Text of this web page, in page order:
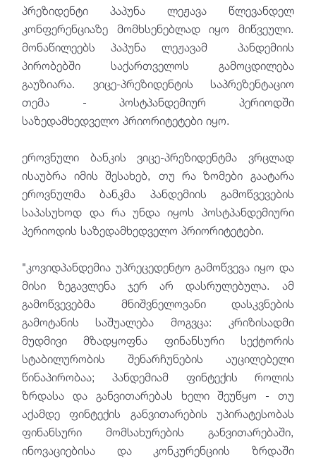
პრეზიდენტი პაპუნა ლეჟავა წლევანდელ
კონფერენციაზე მომხსენებლად იყო მიწვეული.
მონაწილეებს პაპუნა ლეჟავამ პანდემიის
პირობებში საქართველოს გამოცდილება
გაუზიარა. ვიცე-პრეზიდენტის საპრეზენტაციო
თემა - პოსტპანდემიურ პერიოდში
საზედამხედველო პრიორიტეტები იყო.
ეროვნული ბანკის ვიცე-პრეზიდენტმა ვრცლად
ისაუბრა იმის შესახებ, თუ რა ზომები გაატარა
ეროვნულმა ბანკმა პანდემიის გამოწვევების
საპასუხოდ და რა უნდა იყოს პოსტპანდემიური
პერიოდის საზედამხედველო პრიორიტეტები.
"კოვიდპანდემია უპრეცედენტო გამოწვევა იყო და
მისი ზეგავლენა ჯერ არ დასრულებულა. ამ
გამოწვევებმა მნიშვნელოვანი დასკვნების
გამოტანის საშუალება მოგვცა: კრიზისადმი
მუდმივი მზადყოფნა ფინანსური სექტორის
სტაბილურობის შენარჩუნების აუცილებელი
წინაპირობაა; პანდემიამ ფინტექის როლის
ზრდასა და განვითარებას ხელი შეუწყო - თუ
აქამდე ფინტექის განვითარების უპირატესობას
ფინანსური მომსახურების განვითარებაში,
ინოვაციებისა და კონკურენციის ზრდაში